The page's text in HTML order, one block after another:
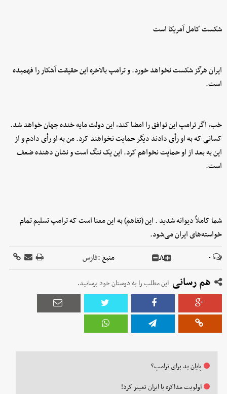
شکست کامل آمریکا است
ایران هرگز شکست نخواهد خورد. و ترامپ بالاخره این حقیقت آشکار را فهمیده
است.
خب، اگر ترامپ این توافق را امضا کند، این دولت مایه خنده جهان خواهد شد.
کسانی که به او رأی دادند دیگر حمایت نخواهند کرد. من به او رأی دادم و از
این به بعد از او حمایت نخواهم کرد. این یک ننگ است و نشان دهنده ضعف
است.
شما کاملاً دیوانه شدید . این (تفاهم) به این معنا است که ترامپ تسلیم تمام
خواسته‌های ایران می‌شود.
۰
A منبع :فارس
هم رسانی این مطلب را به دوستان خود برسانید.
پایان بد برای ترامپ؟
اولویت مذاکره با ایران تغییر کرد!